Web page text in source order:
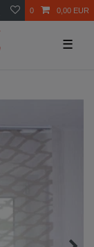
0 0,00 EUR
☰